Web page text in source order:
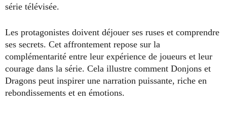
série télévisée.
Les protagonistes doivent déjouer ses ruses et comprendre
ses secrets. Cet affrontement repose sur la
complémentarité entre leur expérience de joueurs et leur
courage dans la série. Cela illustre comment Donjons et
Dragons peut inspirer une narration puissante, riche en
rebondissements et en émotions.